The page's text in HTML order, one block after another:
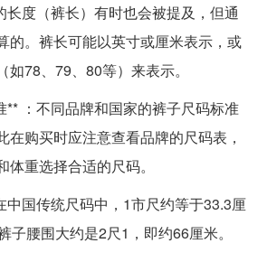
长度（裤长）有时也会被提及，但通
的。裤长可能以英寸或厘米表示，或
78、79、80等）来表示。
** ：不同品牌和国家的裤子尺码标准
在购买时应注意查看品牌的尺码表，
重选择合适的尺码。
中国传统尺码中，1市尺约等于33.3厘
子腰围大约是2尺1，即约66厘米。